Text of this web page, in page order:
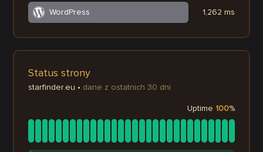
WordPress 1,262 ms
Status strony
starfinder.eu • dane z ostatnich 30 dni
Uptime 100%